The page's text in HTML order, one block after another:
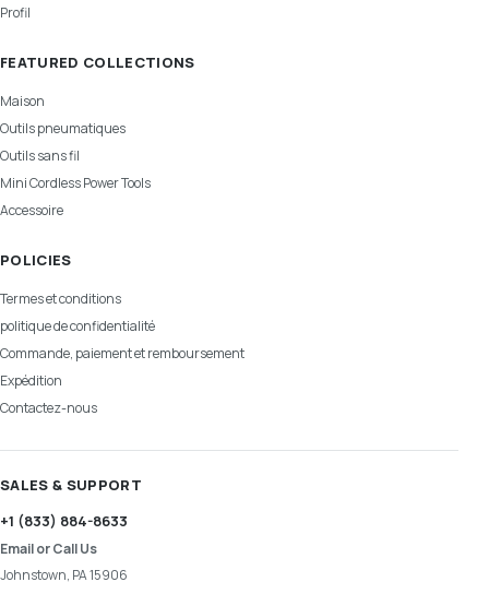
Profil
FEATURED COLLECTIONS
Maison
Outils pneumatiques
Outils sans fil
Mini Cordless Power Tools
Accessoire
POLICIES
Termes et conditions
politique de confidentialité
Commande, paiement et remboursement
Expédition
Contactez-nous
SALES & SUPPORT
+1 (833) 884-8633
Email or Call Us
Johnstown, PA 15906